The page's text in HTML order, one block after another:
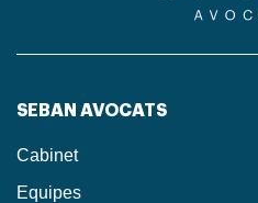
SEBAN AVOCATS
Cabinet
Equipes